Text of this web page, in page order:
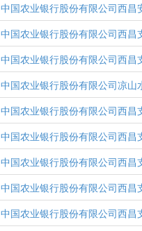
中国农业银行股份有限公司西昌
中国农业银行股份有限公司西昌
中国农业银行股份有限公司西昌
中国农业银行股份有限公司凉山
中国农业银行股份有限公司西昌
中国农业银行股份有限公司西昌
中国农业银行股份有限公司西昌
中国农业银行股份有限公司西昌
中国农业银行股份有限公司西昌